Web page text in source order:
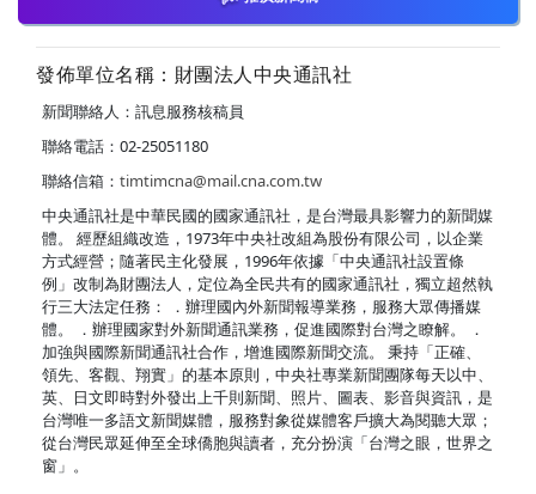
發佈單位名稱：財團法人中央通訊社
新聞聯絡人：訊息服務核稿員
聯絡電話：02-25051180
聯絡信箱： timtimcna@mail.cna.com.tw
中央通訊社是中華民國的國家通訊社，是台灣最具影響力的新聞媒
體。 經歷組織改造，1973年中央社改組為股份有限公司，以企業
方式經營；隨著民主化發展，1996年依據「中央通訊社設置條
例」改制為財團法人，定位為全民共有的國家通訊社，獨立超然執
行三大法定任務： ．辦理國內外新聞報導業務，服務大眾傳播媒
體。 ．辦理國家對外新聞通訊業務，促進國際對台灣之瞭解。 ．
加強與國際新聞通訊社合作，增進國際新聞交流。 秉持「正確、
領先、客觀、翔實」的基本原則，中央社專業新聞團隊每天以中、
英、日文即時對外發出上千則新聞、照片、圖表、影音與資訊，是
台灣唯一多語文新聞媒體，服務對象從媒體客戶擴大為閱聽大眾；
從台灣民眾延伸至全球僑胞與讀者，充分扮演「台灣之眼，世界之
窗」。